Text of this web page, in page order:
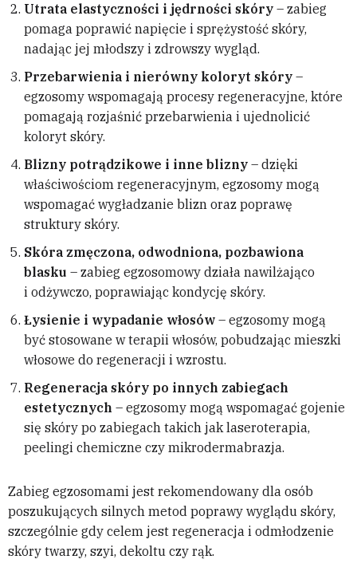
Utrata elastyczności i jędrności skóry – zabieg
pomaga poprawić napięcie i sprężystość skóry,
nadając jej młodszy i zdrowszy wygląd.
Przebarwienia i nierówny koloryt skóry –
egzosomy wspomagają procesy regeneracyjne, które
pomagają rozjaśnić przebarwienia i ujednolicić
koloryt skóry.
Blizny potrądzikowe i inne blizny – dzięki
właściwościom regeneracyjnym, egzosomy mogą
wspomagać wygładzanie blizn oraz poprawę
struktury skóry.
Skóra zmęczona, odwodniona, pozbawiona
blasku – zabieg egzosomowy działa nawilżająco
i odżywczo, poprawiając kondycję skóry.
Łysienie i wypadanie włosów – egzosomy mogą
być stosowane w terapii włosów, pobudzając mieszki
włosowe do regeneracji i wzrostu.
Regeneracja skóry po innych zabiegach
estetycznych – egzosomy mogą wspomagać gojenie
się skóry po zabiegach takich jak laseroterapia,
peelingi chemiczne czy mikrodermabrazja.
Zabieg egzosomami jest rekomendowany dla osób
poszukujących silnych metod poprawy wyglądu skóry,
szczególnie gdy celem jest regeneracja i odmłodzenie
skóry twarzy, szyi, dekoltu czy rąk.